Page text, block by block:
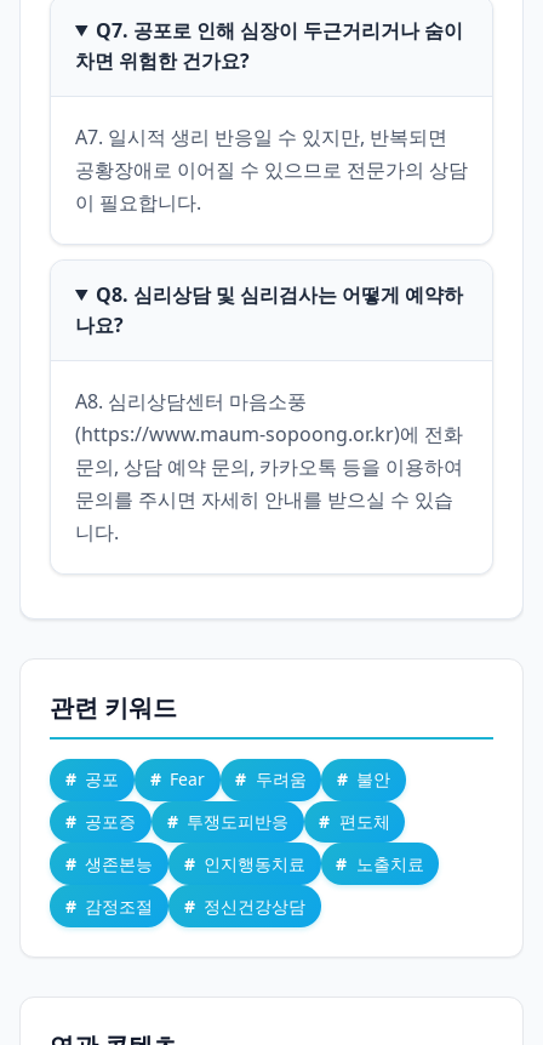
Q7. 공포로 인해 심장이 두근거리거나 숨이
차면 위험한 건가요?
A7. 일시적 생리 반응일 수 있지만, 반복되면
공황장애로 이어질 수 있으므로 전문가의 상담
이 필요합니다.
Q8. 심리상담 및 심리검사는 어떻게 예약하
나요?
A8. 심리상담센터 마음소풍
(https://www.maum-sopoong.or.kr)에 전화
문의, 상담 예약 문의, 카카오톡 등을 이용하여
문의를 주시면 자세히 안내를 받으실 수 있습
니다.
관련 키워드
공포 Fear 두려움
불안
공포증
투쟁도피반응
편도체
생존본능
인지행동치료
노출치료
감정조절
정신건강상담